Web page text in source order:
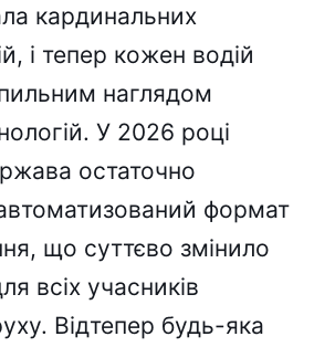
кардинальних
і тепер кожен водій
наглядом
У 2026 році
остаточно
формат
що суттєво змінило
всіх учасників
Відтепер будь-яка